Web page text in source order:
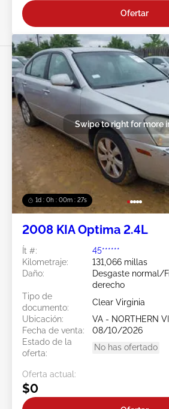
Ofertar
1d : 0h : 00m : 24s
Swipe to right for more
2008 KIA Optima 2.4L
Ít #:
45******
Kilometraje:
131,066 millas
Daño:
Desgaste normal/
derecho
Tipo de
documento:
Clear Virginia
Ubicación:
VA - NORTHERN
Fecha de venta:
08/10/2026
Estado de la
oferta:
No has ofertado
Oferta actual:
$0